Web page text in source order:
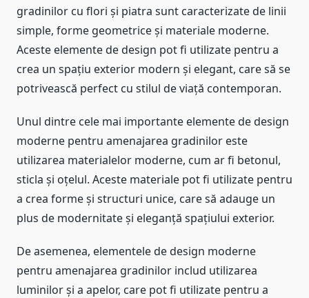
gradinilor cu flori și piatra sunt caracterizate de linii
simple, forme geometrice și materiale moderne.
Aceste elemente de design pot fi utilizate pentru a
crea un spațiu exterior modern și elegant, care să se
potrivească perfect cu stilul de viață contemporan.
Unul dintre cele mai importante elemente de design
moderne pentru amenajarea gradinilor este
utilizarea materialelor moderne, cum ar fi betonul,
sticla și oțelul. Aceste materiale pot fi utilizate pentru
a crea forme și structuri unice, care să adauge un
plus de modernitate și eleganță spațiului exterior.
De asemenea, elementele de design moderne
pentru amenajarea gradinilor includ utilizarea
luminilor și a apelor, care pot fi utilizate pentru a